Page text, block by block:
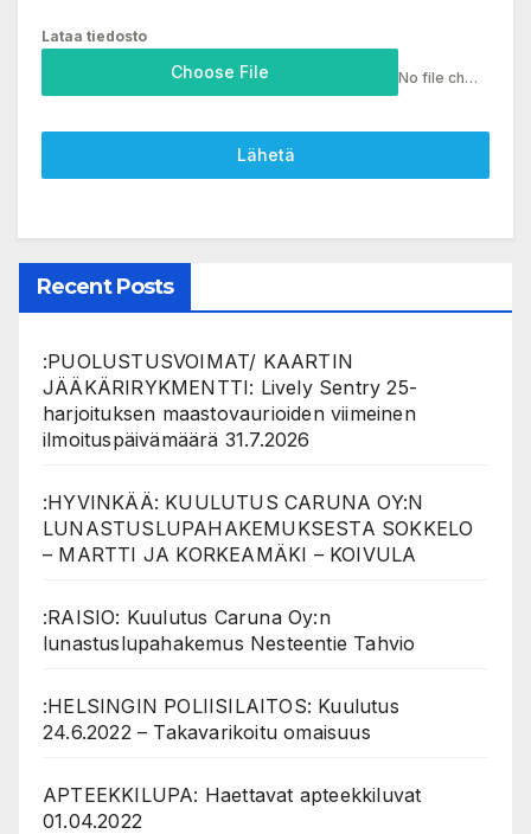
Lataa tiedosto
Choose File No file chosen
Lähetä
Recent Posts
:PUOLUSTUSVOIMAT/ KAARTIN
JÄÄKÄRIRYKMENTTI: Lively Sentry 25-
harjoituksen maastovaurioiden viimeinen
ilmoituspäivämäärä 31.7.2026
:HYVINKÄÄ: KUULUTUS CARUNA OY:N
LUNASTUSLUPAHAKEMUKSESTA SOKKELO
– MARTTI JA KORKEAMÄKI – KOIVULA
:RAISIO: Kuulutus Caruna Oy:n
lunastuslupahakemus Nesteentie Tahvio
:HELSINGIN POLIISILAITOS: Kuulutus
24.6.2022 – Takavarikoitu omaisuus
APTEEKKILUPA: Haettavat apteekkiluvat
01.04.2022